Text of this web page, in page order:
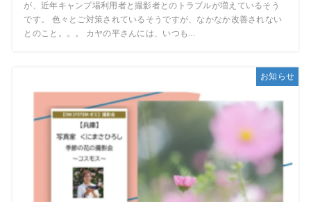
が、近年キャンプ場利用者と撮影者とのトラブルが増えているそう
です。 色々とご対策されているそうですが、なかなか改善されない
とのこと。。。 カヤの平さんには、いつも...
お知らせ